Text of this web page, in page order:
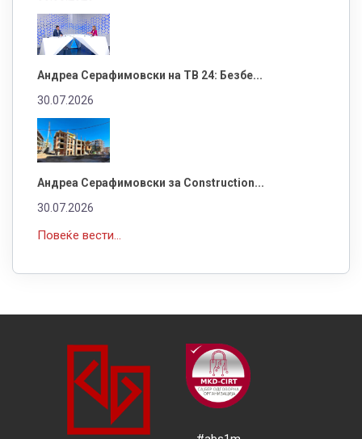
Андреа Серафимовски на ТВ 24: Безбе...
30.07.2026
Андреа Серафимовски за Construction...
30.07.2026
Повеќе вести...